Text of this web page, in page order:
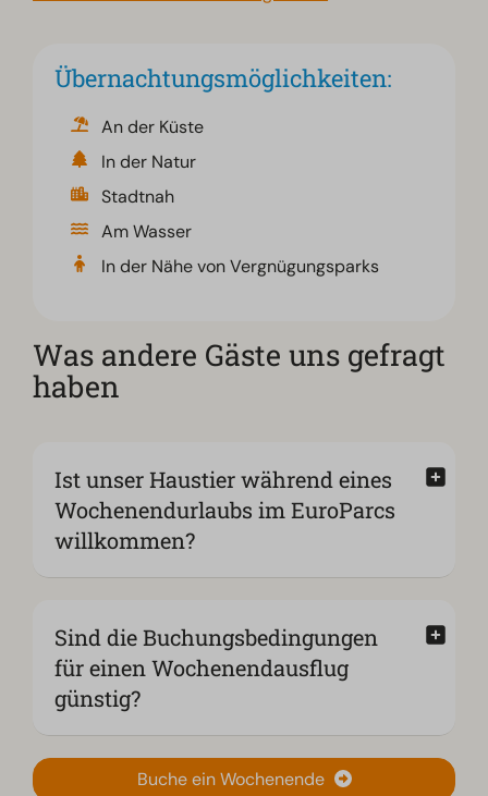
Übernachtungsmöglichkeiten:
An der Küste
In der Natur
Stadtnah
Am Wasser
In der Nähe von Vergnügungsparks
Was andere Gäste uns gefragt
haben
Ist unser Haustier während eines
Wochenendurlaubs im EuroParcs
willkommen?
Sind die Buchungsbedingungen
für einen Wochenendausflug
günstig?
Buche ein Wochenende